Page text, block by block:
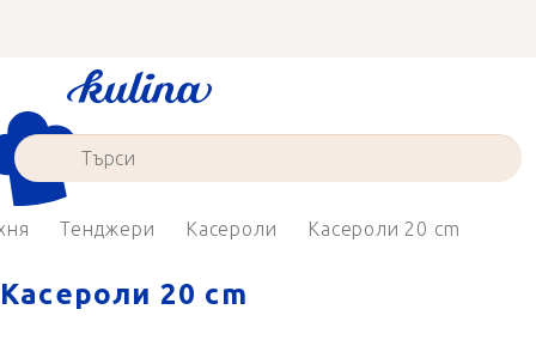
съдържанието
Тенджери Касероли Касероли 20 cm
Касероли 20 cm